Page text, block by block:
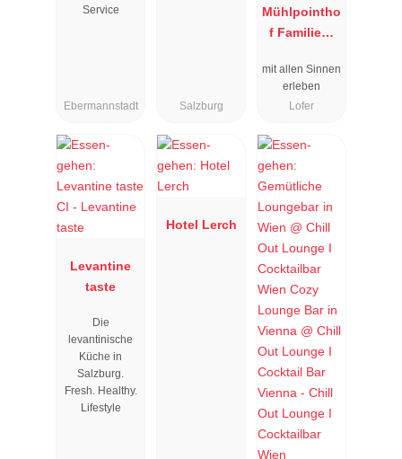
Service
Ebermannstadt Salzburg
Mühlpointho
f Familien-
mit allen Sinnen
erleben
Lofer
Levantine
taste
Die
levantinische
Küche in
Salzburg.
Fresh. Healthy.
Lifestyle
Hotel Lerch